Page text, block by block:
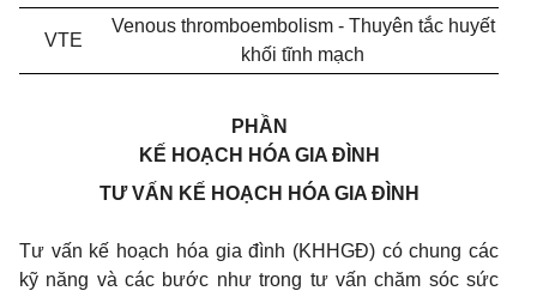
VTE
Venous thromboembolism - Thuyên tắc huyết
khối tĩnh mạch
PHẦN
KẾ HOẠCH HÓA GIA ĐÌNH
TƯ VẤN KẾ HOẠCH HÓA GIA ĐÌNH
Tư vấn kế hoạch hóa gia đình (KHHGĐ) có chung các
kỹ năng và các bước như trong tư vấn chăm sóc sức